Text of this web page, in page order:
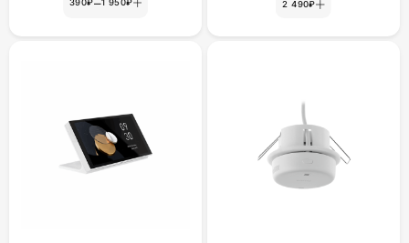
390₽ 1 950₽ 2 490₽